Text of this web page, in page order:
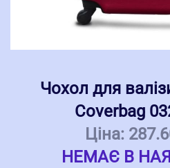
Чохол для
Coverbag
Ціна:
НЕМАЄ В